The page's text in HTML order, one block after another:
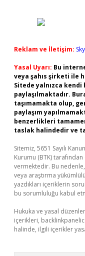
Reklam ve İletişim:
Yasal Uyarı: Bu
veya şahıs şirketi ile
Sitede yalnızca kendi
paylaşılmaktadır.
taşımamakta olup,
paylaşım
benzerlikleri
taslak halindedir ve
Sitemiz, 5651 Sayılı
Kurumu (BTK)
vermektedir. Bu
veya araştırma
yazdıkları içeriklerin
bu sorumluluğu kabul
Hukuka ve yasal
içerikleri,
halinde, ilgili içerikler